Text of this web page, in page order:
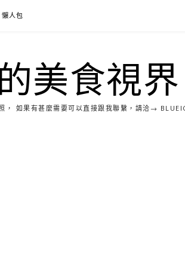
人包
美食視界
， 如果有甚麼需要可以直接跟我聯繫，請洽→